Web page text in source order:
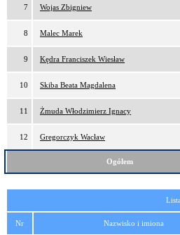
7 Wojas Zbigniew
8 Malec Marek
9 Kędra Franciszek Wiesław
10 Skiba Beata Magdalena
11 Żmuda Włodzimierz Ignacy
12 Gregorczyk Wacław
Ogółem
Nr Nazwisko i imiona